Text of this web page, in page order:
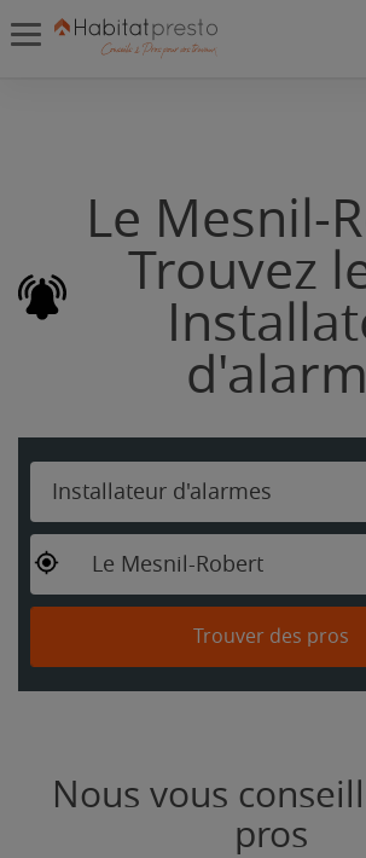
Le Mesnil-
Trouvez
Installateur d'alarmes
Le Mesnil-Robert
Trouver des pros
Nous vous
pros